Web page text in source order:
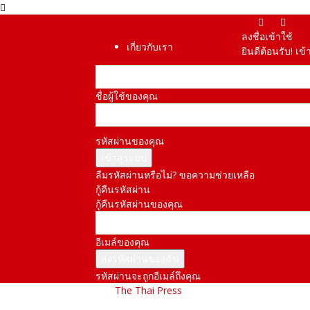
เกี่ยวกับเรา
ลงชื่อเข้าใช้
ยินดีต้อนรับ! เ
ชื่อผู้ใช้ของคุณ
รหัสผ่านของคุณ
ลืมรหัสผ่านหรือไม่? ขอความช่วยเหลือ
กู้คืนรหัสผ่าน
กู้คืนรหัสผ่านของคุณ
อีเมล์ของคุณ
รหัสผ่านจะถูกอีเมล์ถึงคุณ
The Thai Press